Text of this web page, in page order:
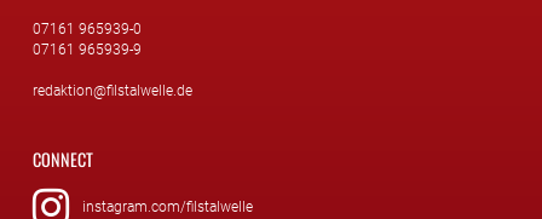
07161 965939-0
07161 965939-9
redaktion@filstalwelle.de
CONNECT
instagram.com/filstalwelle